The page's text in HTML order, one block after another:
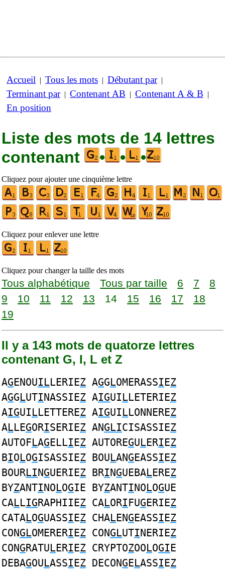
Accueil | Tous les mots | Débutant par|
Terminant par| Contenant AB | Contenant A & B |
En position
Liste des mots de 14 lettres
contenant
• • •
Cliquez pour ajouter une cinquième lettre
Cliquez pour enlever une lettre
Cliquez pour changer la taille des mots
Tous alphabétique Tous par taille 6 7
8
9
10 11 12 13 14 15 16 17
18
19
Il y a 143 mots de quatorze lettres
contenant G, I, L et Z
AGENOUILLERIEZ AGGLOMERASSIEZ
AGGLUTINASSIEZ AIGUILLETERIEZ
AIGUILLETTEREZ AIGUILLONNEREZ
ALLEGORISERIEZ ANGLICISASSIEZ
AUTOFLAGELLIEZ AUTOREGULERIEZ
BIOLOGISASSIEZ BOULANGEASSIEZ
BOURLINGUERIEZ BRINGUEBALEREZ
BYZANTINOLOGIE BYZANTINOLOGUE
CALLIGRAPHIIEZ CALORIFUGERIEZ
CATALOGUASSIEZ CHALENGEASSIEZ
CONGLOMERERIEZ CONGLUTINERIEZ
CONGRATULERIEZ CRYPTOZOOLOGIE
DEBAGOULASSIEZ DECONGELASSIEZ